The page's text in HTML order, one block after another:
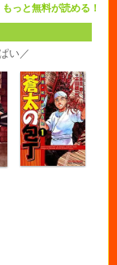
もっと無料が読める！
い／